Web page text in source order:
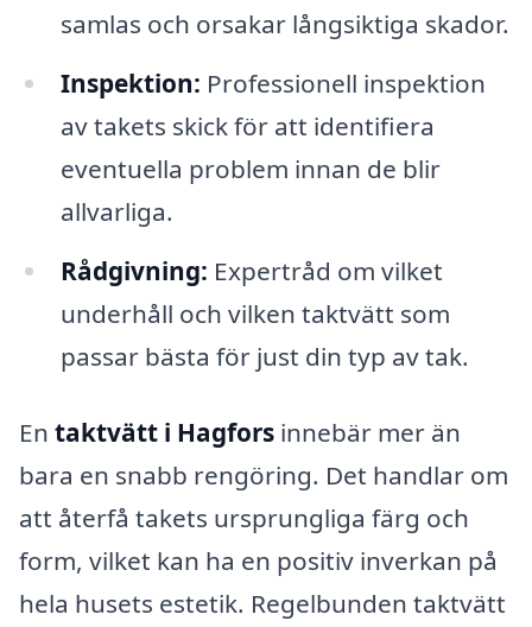
samlas och orsakar långsiktiga skador.
Inspektion: Professionell inspektion
av takets skick för att identifiera
eventuella problem innan de blir
allvarliga.
Rådgivning: Expertråd om vilket
underhåll och vilken taktvätt som
passar bästa för just din typ av tak.
En taktvätt i Hagfors innebär mer än
bara en snabb rengöring. Det handlar om
att återfå takets ursprungliga färg och
form, vilket kan ha en positiv inverkan på
hela husets estetik. Regelbunden taktvätt